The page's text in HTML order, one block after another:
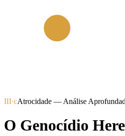
III·cAtrocidade — Análise
O Genocídio